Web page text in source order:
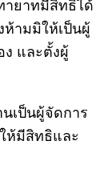
ายาทมีสิทธิได้
ามมิให้เป็นผู้
และตั้งผู้
เป็นผู้จัดการ
ห้มีสิทธิและ